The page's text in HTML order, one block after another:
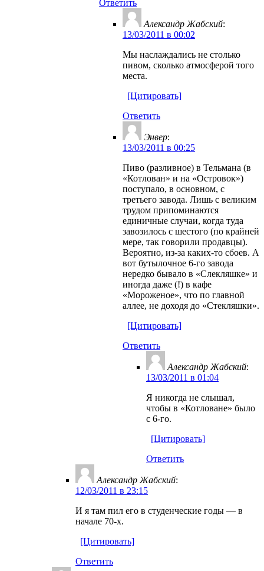
Ответить
Александр Жабский:
13/03/2011 в 00:02
Мы наслаждались не столько
пивом, сколько атмосферой того
места.
[Цитировать]
Ответить
Энвер:
13/03/2011 в 00:25
Пиво (разливное) в Тельмана (в
«Котлован» и на «Островок»)
поступало, в основном, с
третьего завода. Лишь с великим
трудом припоминаются
единичные случаи, когда туда
завозилось с шестого (по крайней
мере, так говорили продавцы).
Вероятно, из-за каких-то сбоев. А
вот бутылочное 6-го завода
нередко бывало в «Слекляшке» и
иногда даже (!) в кафе
«Мороженое», что по главной
аллее, не доходя до «Стекляшки».
[Цитировать]
Ответить
Александр Жабский:
13/03/2011 в 01:04
Я никогда не слышал,
чтобы в «Котловане» было
с 6-го.
[Цитировать]
Ответить
Александр Жабский:
12/03/2011 в 23:15
И я там пил его в студенческие годы — в
начале 70-х.
[Цитировать]
Ответить